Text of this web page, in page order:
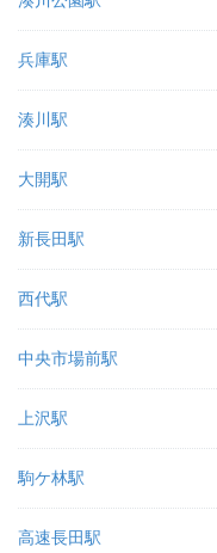
兵庫駅
湊川駅
大開駅
新長田駅
西代駅
中央市場前駅
上沢駅
駒ケ林駅
高速長田駅